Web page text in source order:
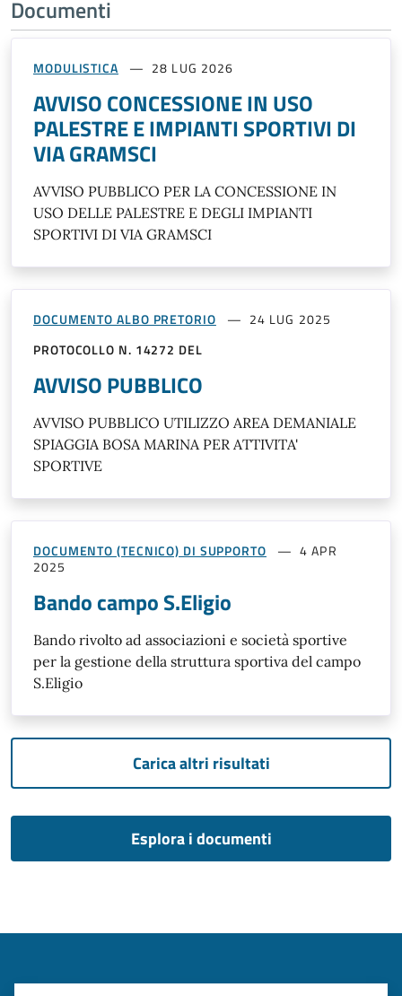
Documenti
MODULISTICA 28 LUG 2026
AVVISO CONCESSIONE IN USO
PALESTRE E IMPIANTI SPORTIVI DI
VIA GRAMSCI
AVVISO PUBBLICO PER LA CONCESSIONE IN
USO DELLE PALESTRE E DEGLI IMPIANTI
SPORTIVI DI VIA GRAMSCI
DOCUMENTO ALBO PRETORIO
24 LUG 2025
PROTOCOLLO N. 14272 DEL
AVVISO PUBBLICO
AVVISO PUBBLICO UTILIZZO AREA DEMANIALE
SPIAGGIA BOSA MARINA PER ATTIVITA'
SPORTIVE
DOCUMENTO (TECNICO) DI SUPPORTO
4 APR
2025
Bando campo S.Eligio
Bando rivolto ad associazioni e società sportive
per la gestione della struttura sportiva del campo
S.Eligio
Carica altri risultati
Esplora i documenti